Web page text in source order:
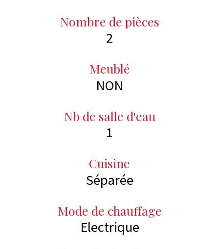
Nombre de pièces
2
Meublé
NON
Nb de salle d'eau
1
Cuisine
Séparée
Mode de chauffage
Electrique